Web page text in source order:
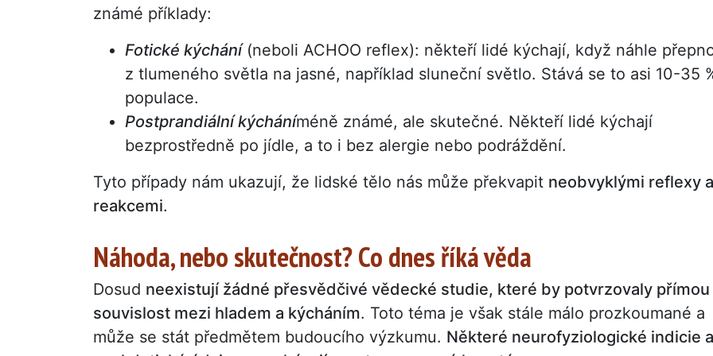
známé příklady:
Fotické kýchání(neboli ACHOO reflex): někteří lidé kýchají, když náhle
z tlumeného světla na jasné, například sluneční světlo. Stává se to asi 10-35
populace.
Postprandiální kýcháníméně známé, ale skutečné. Někteří lidé kýchají
bezprostředně po jídle, a to i bez alergie nebo podráždění.
Tyto případy nám ukazují, že lidské tělo nás může překvapit neobvyklými reflexy a
reakcemi.
Náhoda, nebo skutečnost? Co dnes říká věda
Dosud neexistují žádné přesvědčivé vědecké studie, které by potvrzovaly přímou
souvislost mezi hladem a kýcháním. Toto téma je však stále málo prozkoumané a
může se stát předmětem budoucího výzkumu. Některé neurofyziologické indicie a